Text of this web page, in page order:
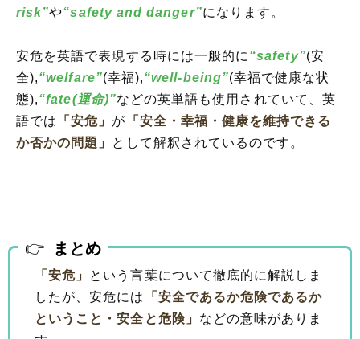
risk”や“safety and danger”になります。
安危を英語で表現する時には一般的に “safety”(安
全),“welfare”(幸福),“well-being”(幸福で健康な状
態),“fate(運命)”などの英単語も使用されていて、英
語では
「安危」 が 「安全・幸福・健康を維持できる
か否かの問題」 として解釈されているのです。
まとめ
「安危」
という言葉について徹底的に解説しま
したが、安危には
「安全であるか危険であるか
ということ・安全と危険」 などの意味がありま